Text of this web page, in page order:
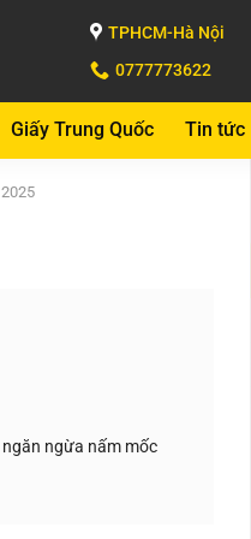
TPHCM-Hà Nội
0777773622
Giấy Trung Quốc Tin tức
ngừa nấm mốc